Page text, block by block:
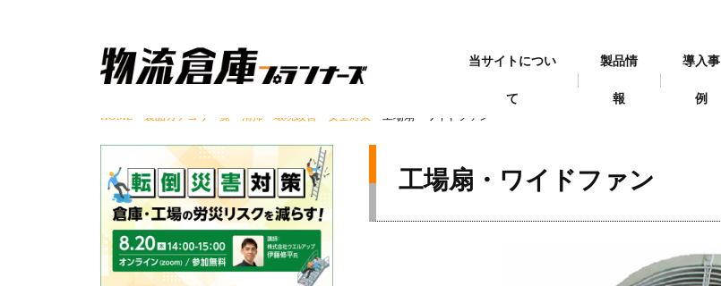
当サイトについ
て
製品情
報
導入事
例
HOME 製品カテゴリ一覧 清掃・環境改善・安全対策 > 工場扇・ワイドファン
工場扇・ワイドファン